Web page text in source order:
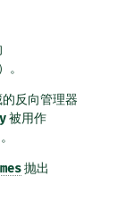
。
反向管理器
被用作
抛出